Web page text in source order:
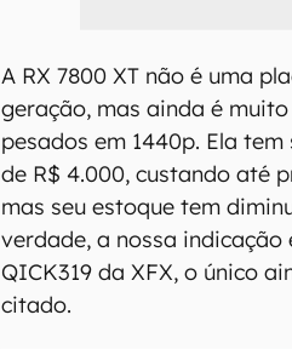
A RX 7800 XT não é uma
geração, mas ainda é
pesados em 1440p. Ela
de R$ 4.000, custando até
mas seu estoque tem
verdade, a nossa indicação
QICK319 da XFX, o único
citado.